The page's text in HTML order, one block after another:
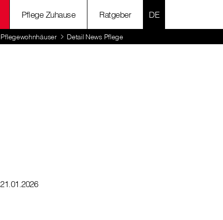
Pflege Zuhause Ratgeber SPRACHE
Pflegewohnhäuser Detail News Pflege
21.01.2026